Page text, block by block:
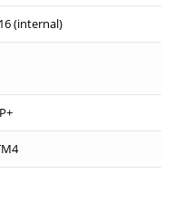
(internal)